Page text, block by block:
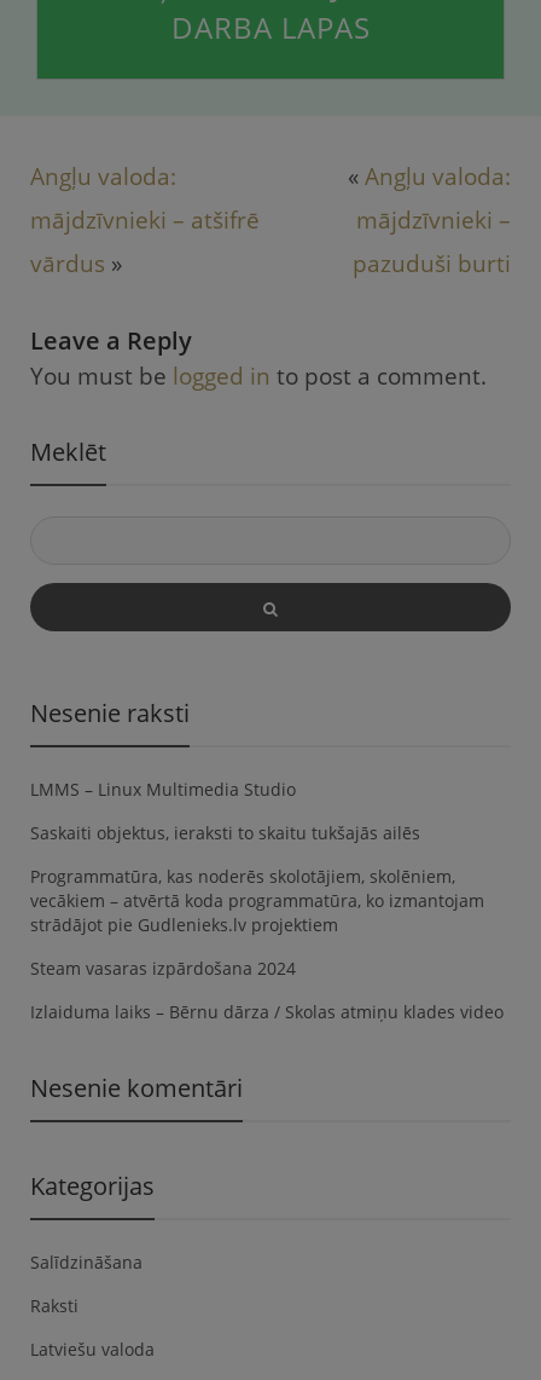
DARBA LAPAS
Angļu valoda:
mājdzīvnieki – atšifrē
vārdus »
«Angļu valoda:
mājdzīvnieki –
pazuduši burti
Leave a Reply
You must be logged in to post a comment.
Meklēt
Nesenie raksti
LMMS – Linux Multimedia Studio
Saskaiti objektus, ieraksti to skaitu tukšajās ailēs
Programmatūra, kas noderēs skolotājiem, skolēniem,
vecākiem – atvērtā koda programmatūra, ko izmantojam
strādājot pie Gudlenieks.lv projektiem
Steam vasaras izpārdošana 2024
Izlaiduma laiks – Bērnu dārza / Skolas atmiņu klades video
Nesenie komentāri
Kategorijas
Salīdzināšana
Raksti
Latviešu valoda